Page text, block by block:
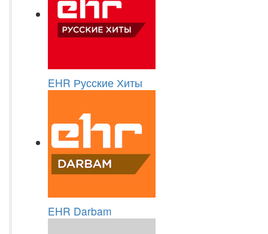
EHR Русские Хиты
EHR Darbam